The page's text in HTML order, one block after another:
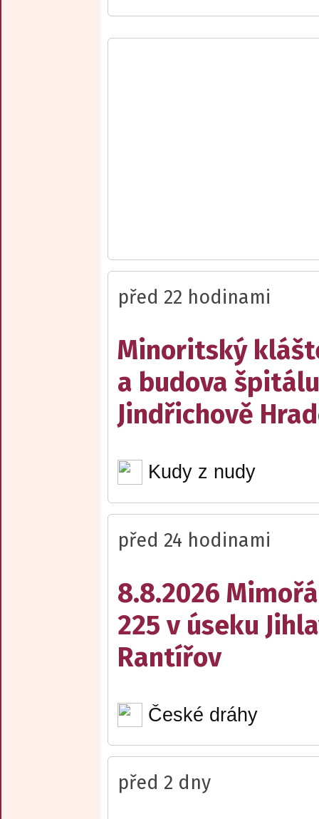
před 22 hodinami
Minoritský
a budova
Jindřichově
Kudy z nudy
před 24 hodinami
8.8.2026
225 v úseku
Rantířov
České dráhy
před 2 dny